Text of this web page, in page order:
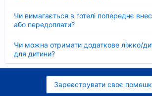
Чи вимагається в готелі попереднє
або передоплати?
Чи можна отримати додаткове ліжко/
для дитини?
Зареєструвати своє